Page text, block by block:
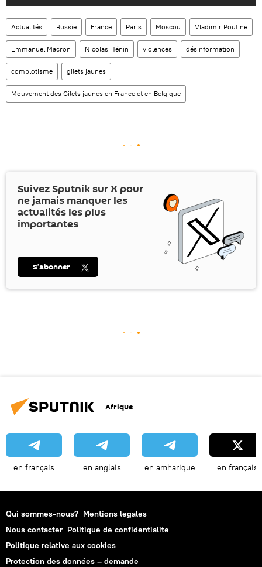
Actualités Russie France Paris Moscou Vladimir Poutine
Emmanuel Macron Nicolas Hénin violences désinformation
complotisme gilets jaunes
Mouvement des Gilets jaunes en France et en Belgique
Suivez Sputnik surX pour
ne jamais manquer les
actualités les plus
importantes
S’abonner
Afrique
en français en anglais en amharique en français
Qui sommes-nous? Mentions legales
Nous contacter Politique de confidentialite
Politique relative aux cookies
Protection des données – demande